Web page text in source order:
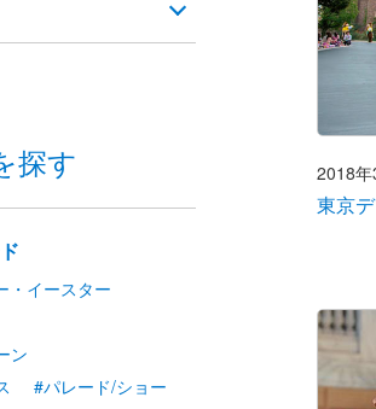
2018
東京
探す
・イースター
ン
#パレード/ショー